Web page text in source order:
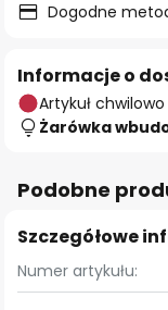
Dogodne
Informacje o
Artykuł
Żarówka
Podobne
Szczegółowe
Numer artykułu: